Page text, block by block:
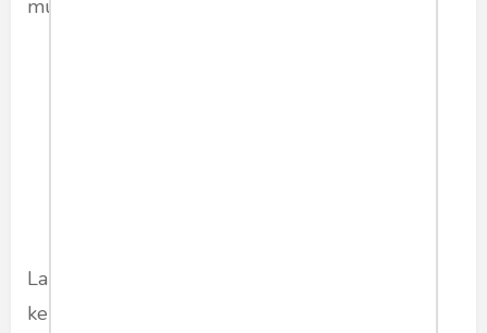
mustahil dicapai.
Langkah pemerintah juga diperkuat dengan
kebijakan penghentian impor sejumlah